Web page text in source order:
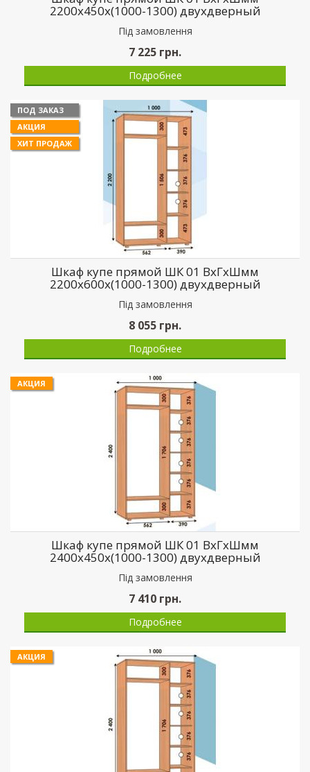
2200х450х(1000-1300) двухдверный
Пiд замовлення
7 225 грн.
Подробнее
ПОД ЗАКАЗ
АКЦИЯ
ХИТ ПРОДАЖ
Шкаф купе прямой ШК 01 ВхГхШмм
2200х600х(1000-1300) двухдверный
Пiд замовлення
8 055 грн.
Подробнее
АКЦИЯ
Шкаф купе прямой ШК 01 ВхГхШмм
2400х450х(1000-1300) двухдверный
Пiд замовлення
7 410 грн.
Подробнее
АКЦИЯ